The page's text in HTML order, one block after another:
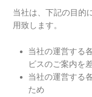
当社は、下記の目的
用致します。
当社の運営する
ビスのご案内を
当社の運営する
ため